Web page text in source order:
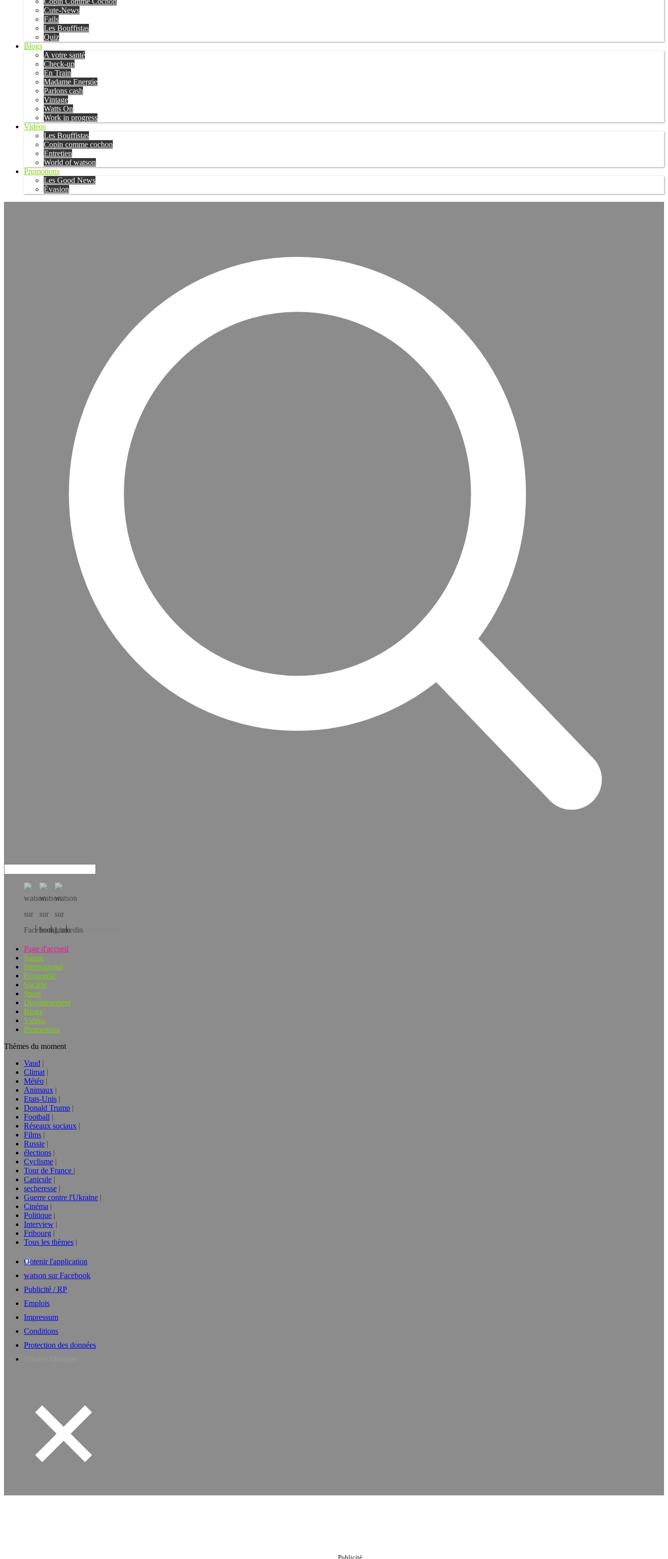
Cute-News
Fails
Les Bouffistas
Quiz
Blogs
A votre santé
Check-up
En Train
Madame Energie
Parlons cash
Vintage
Watts On
Work in progress
Vidéos
Les Bouffistas
Copin comme cochon
Entretien
World of watson
Promotions
Les Good News
Évasion
Téléchargez l’app!
Page d'accueil
Suisse
International
Economie
Société
Sport
Divertissement
Blogs
Vidéos
Promotions
Thèmes du moment
Vaud
Climat
Météo
Animaux
Etats-Unis
Donald Trump
Football
Réseaux sociaux
Films
Russie
élections
Cyclisme
Tour de France
Canicule
secheresse
Guerre contre l'Ukraine
Cinéma
Politique
Interview
Fribourg
Tous les thèmes
Obtenir l'application
watson sur Facebook
Publicité / RP
Emplois
Impressum
Conditions
Protection des données